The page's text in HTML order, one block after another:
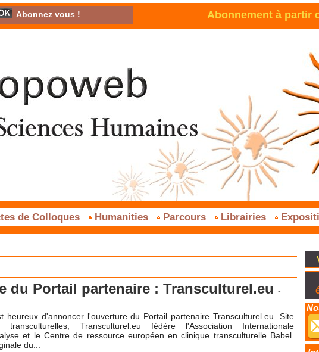
Abonnez vous ! Abonnement à partir
de Colloques Humanities Parcours Librairies
du Portail partenaire : Transculturel.eu -
heureux d'annoncer l'ouverture du Portail partenaire Transculturel.eu. Site
transculturelles, Transculturel.eu fédère l'Association Internationale
et le Centre de ressource européen en clinique transculturelle Babel.
du...